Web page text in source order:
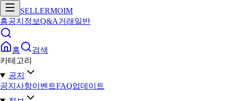
SELLERMOIM
홈공지 정보Q&A거래 일반
홈
검색
카테고리
공지
공지사항이벤트FAQ업데이트